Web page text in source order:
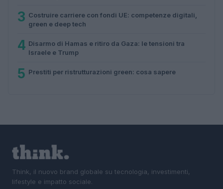
3 Costruire carriere con fondi UE: competenze digitali,
green e deep tech
4 Disarmo di Hamas e ritiro da Gaza: le tensioni tra
Israele e Trump
5 Prestiti per ristrutturazioni green: cosa sapere
Think, il nuovo brand globale su tecnologia, investimenti,
lifestyle e impatto sociale.